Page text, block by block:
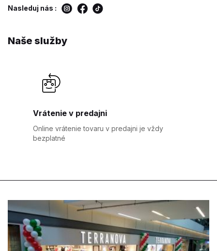
Nasleduj nás :
Naše služby
Vrátenie v predajni
Online vrátenie tovaru v predajni je vždy
bezplatné